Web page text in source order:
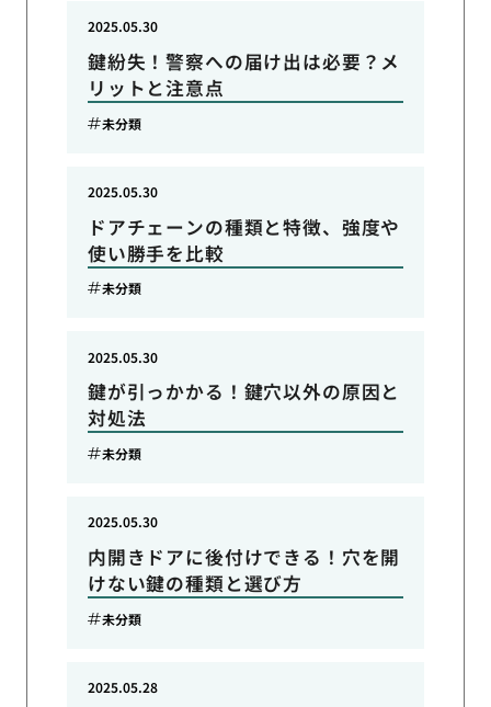
鍵紛失！警察への届け出は必要？メ
リットと注意点
2025.05.30
未分類
ドアチェーンの種類と特徴、強度や
使い勝手を比較
2025.05.30
未分類
鍵が引っかかる！鍵穴以外の原因と
対処法
2025.05.30
未分類
内開きドアに後付けできる！穴を開
けない鍵の種類と選び方
2025.05.30
未分類
2025.05.28